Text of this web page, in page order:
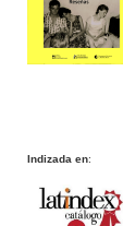
Indizada en: